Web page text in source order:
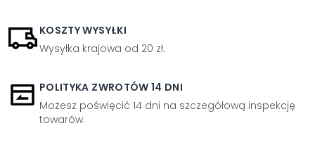
KOSZTY WYSYŁKI
Wysyłka krajowa od 20 zł.
POLITYKA ZWROTÓW 14 DNI
Możesz poświęcić 14 dni na szczegółową inspekcję
towarów.